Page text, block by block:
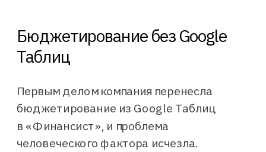
Бюджетирование без Google
Таблиц
Первым делом компания перенесла
бюджетирование из Google Таблиц
в «Финансист», и проблема
человеческого фактора исчезла.